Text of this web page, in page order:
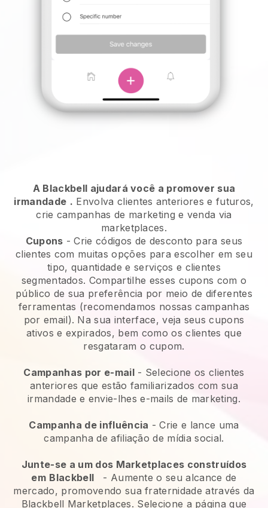
A Blackbell ajudará você a promover sua
irmandade . Envolva clientes anteriores e futuros,
crie campanhas de marketing e venda via
marketplaces.
Cupons - Crie códigos de desconto para seus
clientes com muitas opções para escolher em seu
tipo, quantidade e serviços e clientes
segmentados. Compartilhe esses cupons com o
público de sua preferência por meio de diferentes
ferramentas (recomendamos nossas campanhas
por email). Na sua interface, veja seus cupons
ativos e expirados, bem como os clientes que
resgataram o cupom.
Campanhas por e-mail- Selecione os clientes
anteriores que estão familiarizados com sua
irmandade e envie-lhes e-mails de marketing.
Campanha de influência - Crie e lance uma
campanha de afiliação de mídia social.
Junte-se a um dos Marketplaces construídos
em Blackbell - Aumente o seu alcance de
mercado, promovendo sua fraternidade através da
Blackbell Marketplaces. Selecione a página que